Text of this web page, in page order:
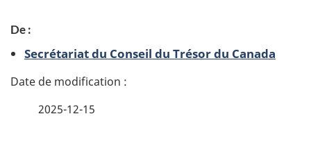
é
t
De :
Secrétariat du Conseil du Trésor du Canada
2025-12-15